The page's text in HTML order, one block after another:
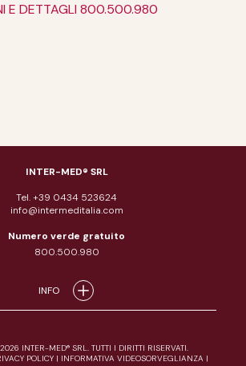
E DETTAGLI 800.500.980
INTER-MED® SRL
Tel. +39 0434 523624
info@intermeditalia.com
Numero verde gratuito
800.500.980
INFO
INTER-MED® SRL. TUTTI I DIRITTI RISERVATI.
POLICY| INFORMATIVA VIDEOSORVEGLIANZA |